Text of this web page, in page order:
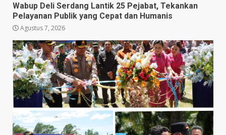
Wabup Deli Serdang Lantik 25 Pejabat, Tekankan
Pelayanan Publik yang Cepat dan Humanis
Agustus 7, 2026